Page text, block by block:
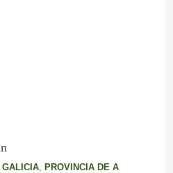
GALICIA,
PROVINCIA DE A